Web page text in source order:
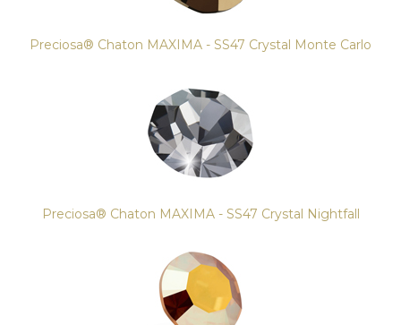
Preciosa® Chaton MAXIMA - SS47 Crystal Monte Carlo
Preciosa® Chaton MAXIMA - SS47 Crystal Nightfall